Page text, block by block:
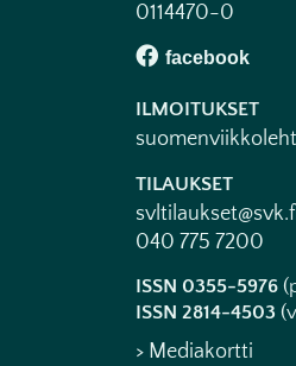
0114470-0
ILMOITUKSET
TILAUKSET
040 775 7200
ISSN 0355-5976
ISSN 2814-4503
> Mediakortti